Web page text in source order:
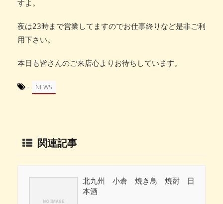
すよ。
夜は23時まで営業してますのでお仕事終りなど是非ご利
用下さい。
本日も皆さんのご来店心よりお待ちしています。
- NEWS
関連記事
北九州 小倉 焼き鳥 焼酎 日
本酒